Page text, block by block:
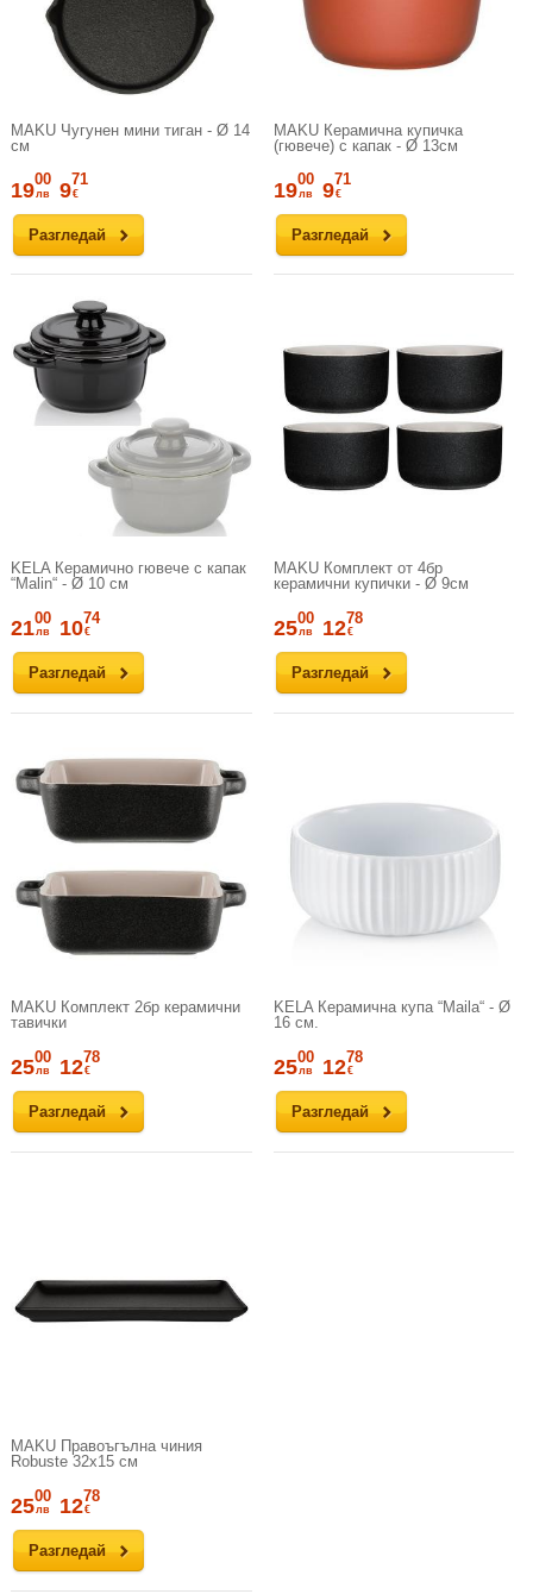
MAKU Чугунен мини тиган - Ø 14
см
Разгледай
1900
лв 971
€
MAKU Керамична купичка
(гювече) с капак - Ø 13см
Разгледай
1900
лв 971
€
KELA Керамичнo гювече с капак
“Malin“ - Ø 10 см
Разгледай
2100
лв 1074
€
MAKU Комплект от 4бр
керамични купички - Ø 9см
Разгледай
2500
лв 1278
€
MAKU Комплект 2бр керамични
тавички
Разгледай
2500
лв 1278
€
KELA Керамична купа “Maila“ - Ø
16 см.
Разгледай
2500
лв 1278
€
MAKU Правоъгълна чиния
Robuste 32х15 см
Разгледай
2500
лв 1278
€